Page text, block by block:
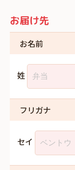
お届け先
お名前
姓
フリガナ
セイ